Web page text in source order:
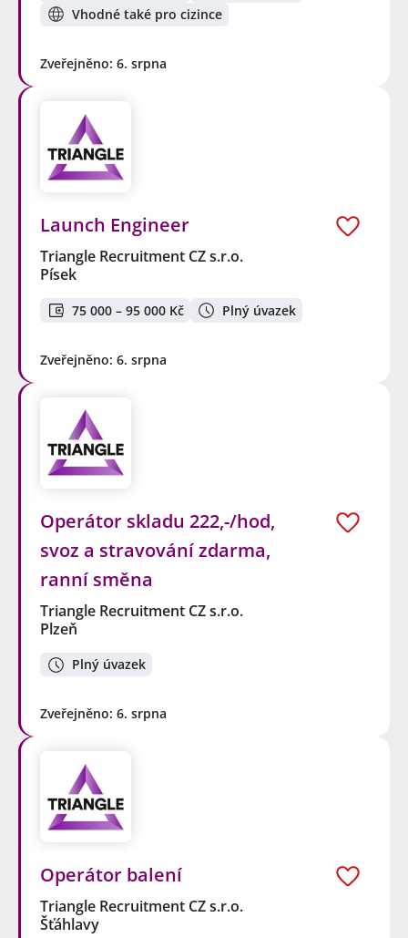
Vhodné také pro cizince
Zveřejněno: 6. srpna
Launch Engineer
Triangle Recruitment CZ s.r.o.
Písek
75 000 – 95 000 Kč Plný úvazek
Zveřejněno: 6. srpna
Operátor skladu 222,-/hod,
svoz a stravování zdarma,
ranní směna
Triangle Recruitment CZ s.r.o.
Plzeň
Plný úvazek
Zveřejněno: 6. srpna
Operátor balení
Triangle Recruitment CZ s.r.o.
Šťáhlavy